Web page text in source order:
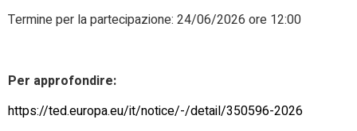
Termine per la partecipazione: 24/06/2026 ore 12:00
Per approfondire:
https://ted.europa.eu/it/notice/-/detail/350596-2026